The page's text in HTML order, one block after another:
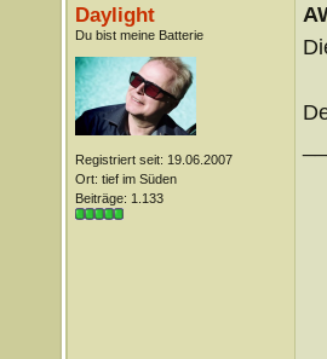
Daylight
Du bist meine Batterie
Registriert seit: 19.06.2007
Ort: tief im Süden
Beiträge: 1.133